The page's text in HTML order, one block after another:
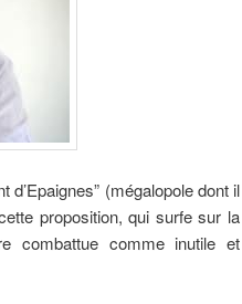
(mégalopole dont il
proposition, qui surfe sur la
combattue comme inutile et